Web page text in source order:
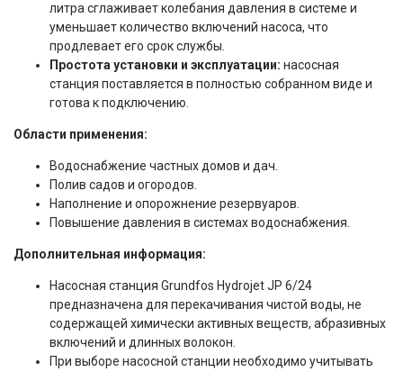
литра сглаживает колебания давления в системе и
уменьшает количество включений насоса, что
продлевает его срок службы.
Простота установки и эксплуатации: насосная
станция поставляется в полностью собранном виде и
готова к подключению.
Области применения:
Водоснабжение частных домов и дач.
Полив садов и огородов.
Наполнение и опорожнение резервуаров.
Повышение давления в системах водоснабжения.
Дополнительная информация:
Насосная станция Grundfos Hydrojet JP 6/24
предназначена для перекачивания чистой воды, не
содержащей химически активных веществ, абразивных
включений и длинных волокон.
При выборе насосной станции необходимо учитывать